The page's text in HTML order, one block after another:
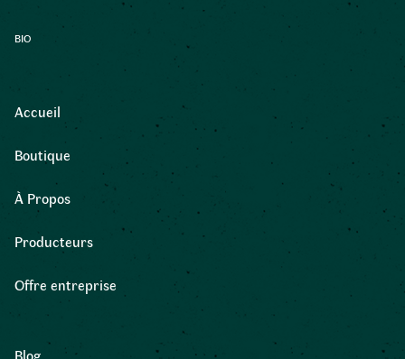
BIO
Accueil
Boutique
À Propos
Producteurs
Offre entreprise